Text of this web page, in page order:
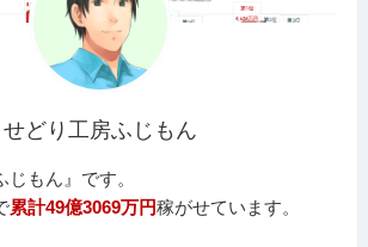
せどり工房ふじもん
もん』です。
累計49億3069万円稼がせています。